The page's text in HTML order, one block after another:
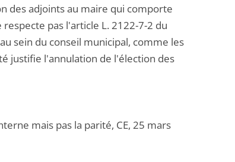
des adjoints au maire qui comporte
pas l'article L. 2122-7-2 du
sein du conseil municipal, comme les
justifie l'annulation de l'élection des
mais pas la parité, CE, 25 mars